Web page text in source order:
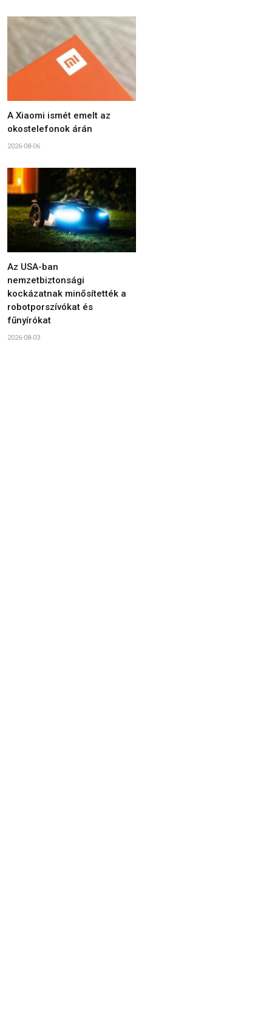
A Xiaomi ismét emelt az
okostelefonok árán
2026-08-06
Az USA-ban
nemzetbiztonsági
kockázatnak minősítették a
robotporszívókat és
fűnyírókat
2026-08-03